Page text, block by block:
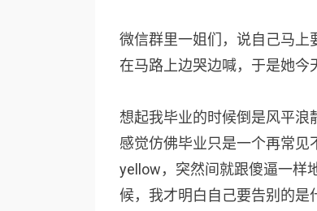
微信群里一姐们，说自己马上
在马路上边哭边喊，于是她今
想起我毕业的时候倒是风平浪
感觉仿佛毕业只是一个再常
yellow，突然间就跟傻逼一样
候，我才明白自己要告别的是